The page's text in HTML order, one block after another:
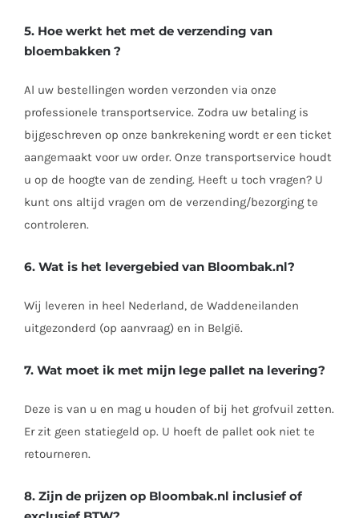
5. Hoe werkt het met de verzending van
bloembakken ?
Al uw bestellingen worden verzonden via onze
professionele transportservice. Zodra uw betaling is
bijgeschreven op onze bankrekening wordt er een ticket
aangemaakt voor uw order. Onze transportservice houdt
u op de hoogte van de zending. Heeft u toch vragen? U
kunt ons altijd vragen om de verzending/bezorging te
controleren.
6. Wat is het levergebied van Bloombak.nl?
Wij leveren in heel Nederland, de Waddeneilanden
uitgezonderd (op aanvraag) en in België.
7. Wat moet ik met mijn lege pallet na levering?
Deze is van u en mag u houden of bij het grofvuil zetten.
Er zit geen statiegeld op. U hoeft de pallet ook niet te
retourneren.
8. Zijn de prijzen op Bloombak.nl inclusief of